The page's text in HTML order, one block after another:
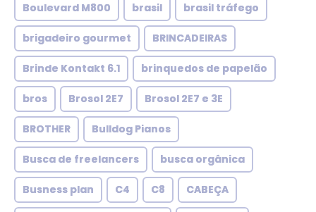
Boulevard M800 brasil brasil tráfego
brigadeiro gourmet BRINCADEIRAS
Brinde Kontakt 6.1 brinquedos de papelão
bros Brosol 2E7 Brosol 2E7 e 3E
BROTHER Bulldog Pianos
Busca de freelancers busca orgânica
Busness plan C4 C8 CABEÇA